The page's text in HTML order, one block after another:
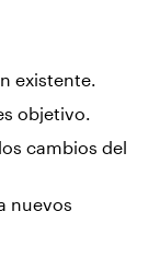
existente.
objetivo.
cambios del
nuevos